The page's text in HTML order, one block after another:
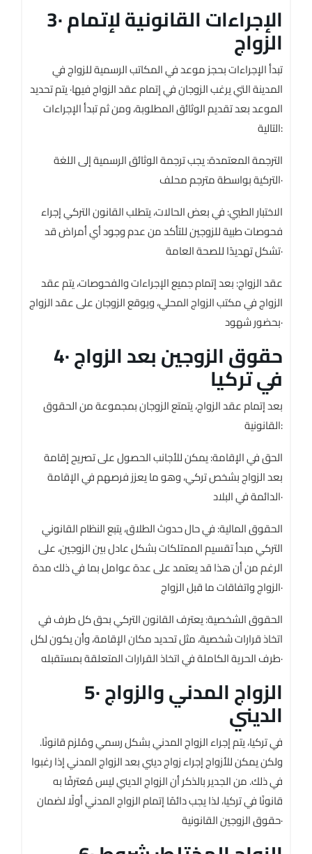
3· الإجراءات القانونية لإتمام
الزواج
تبدأ الإجراءات بحجز موعد في المكاتب الرسمية للزواج في
المدينة التي يرغب الزوجان في إتمام عقد الزواج فيها· يتم تحديد
الموعد بعد تقديم الوثائق المطلوبة، ومن ثم تبدأ الإجراءات
التالية:
الترجمة المعتمدة: يجب ترجمة الوثائق الرسمية إلى اللغة
التركية بواسطة مترجم محلف·
الاختبار الطبي: في بعض الحالات، يتطلب القانون التركي إجراء
فحوصات طبية للزوجين للتأكد من عدم وجود أي أمراض قد
تشكل تهديدًا للصحة العامة·
عقد الزواج: بعد إتمام جميع الإجراءات والفحوصات، يتم عقد
الزواج في مكتب الزواج المحلي، ويوقع الزوجان على عقد الزواج
بحضور شهود·
4· حقوق الزوجين بعد الزواج
في تركيا
بعد إتمام عقد الزواج، يتمتع الزوجان بمجموعة من الحقوق
القانونية:
الحق في الإقامة: يمكن للأجانب الحصول على تصريح إقامة
بعد الزواج بشخص تركي، وهو ما يعزز فرصهم في الإقامة
الدائمة في البلاد·
الحقوق المالية: في حال حدوث الطلاق، يتبع النظام القانوني
التركي مبدأ تقسيم الممتلكات بشكل عادل بين الزوجين، على
الرغم من أن هذا قد يعتمد على عدة عوامل بما في ذلك مدة
الزواج واتفاقات ما قبل الزواج·
الحقوق الشخصية: يعترف القانون التركي بحق كل طرف في
اتخاذ قرارات شخصية، مثل تحديد مكان الإقامة، وأن يكون لكل
طرف الحرية الكاملة في اتخاذ القرارات المتعلقة بمستقبله·
5· الزواج المدني والزواج
الديني
في تركيا، يتم إجراء الزواج المدني بشكل رسمي ومُلزم قانونًا.
ولكن يمكن للأزواج إجراء زواج ديني بعد الزواج المدني إذا رغبوا
في ذلك. من الجدير بالذكر أن الزواج الديني ليس مُعترفًا به
قانونًا في تركيا، لذا يجب دائمًا إتمام الزواج المدني أولًا لضمان
حقوق الزوجين القانونية·